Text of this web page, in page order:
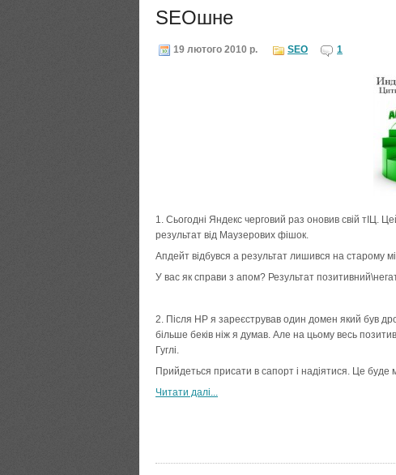
SEOшне
19 лютого 2010 р. SEO 1
1. Сьогодні Яндекс черговий раз оновив свій тІЦ.
результат від Маузерових фішок.
Апдейт відбувся а результат лишився на старому
У вас як справи з апом? Результат
2. Після НР я зареєстрував один домен який був
більше беків ніж я думав. Але на цьому весь
Гуглі.
Прийдеться присати в сапорт і надіятися. Це буде
Читати далi...